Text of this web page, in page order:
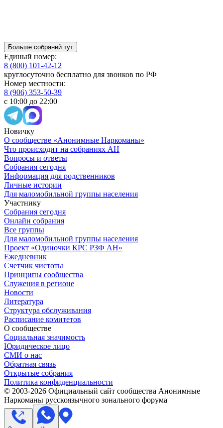
Больше собраний тут
Единый номер:
8 (800) 101-42-12
круглосуточно бесплатно для звонков по РФ
Номер местности:
8 (906) 353-50-39
с 10:00 до 22:00
Новичку
О сообществе «Анонимные Наркоманы»
Что происходит на собраниях АН
Вопросы и ответы
Собрания сегодня
Информация для родственников
Личные истории
Для маломобильной группы населения
Участнику
Собрания сегодня
Онлайн собрания
Все группы
Для маломобильной группы населения
Проект «Одиночки КРС РЗФ АН»
Ежедневник
Счетчик чистоты
Принципы сообщества
Служения в регионе
Новости
Литература
Структура обслуживания
Расписание комитетов
О сообществе
Социальная значимость
Юридическое лицо
СМИ о нас
Обратная связь
Открытые собрания
Политика конфиденциальности
© 2003-2026 Официальный сайт сообщества Анонимные
Наркоманы русскоязычного зонального форума